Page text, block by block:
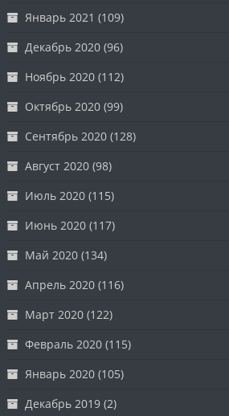
Январь 2021 (109)
Декабрь 2020 (96)
Ноябрь 2020 (112)
Октябрь 2020 (99)
Сентябрь 2020 (128)
Август 2020 (98)
Июль 2020 (115)
Июнь 2020 (117)
Май 2020 (134)
Апрель 2020 (116)
Март 2020 (122)
Февраль 2020 (115)
Январь 2020 (105)
Декабрь 2019 (2)